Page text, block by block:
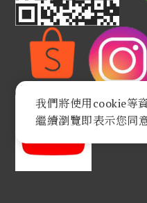
我們將使用cookie等
繼續瀏覽即表示您同